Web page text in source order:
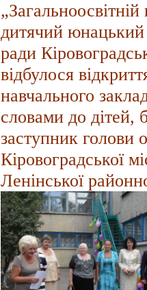
дитячий юнацький
ради
відбулося
навчального
словами до дітей,
заступник голови
Кіровоградської
Ленінської